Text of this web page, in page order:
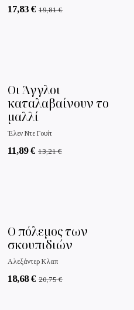
17,83€ 19,81€
Οι Άγγλοι
καταλαβαίνουν το
μαλλί
Έλεν Ντε Γουίτ
11,89€ 13,21€
Ο πόλεμος των
σκουπιδιών
Αλεξάντερ Κλαπ
18,68€ 20,75€